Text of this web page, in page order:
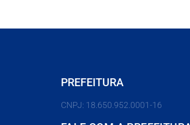
PREFEITURA
CNPJ: 18.650.952.0001-16